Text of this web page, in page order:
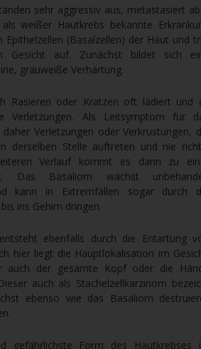
sehr aggressiv aus, metastasiert
weißer Hautkrebs bekannte
Epithelzellen (Basalzellen) der Haut und
Gesicht auf. Zunächst bildet sich
grauweiße Verhärtung.
Rasieren oder Kratzen oft lädiert und
Verletzungen. Als Leitsymptom für
Verletzungen oder Verkrustungen,
derselben Stelle auftreten und nie
Verlauf kommt es dann zu
Das Basaliom wächst
kann in Extremfällen sogar durch
ins Gehirn dringen.
ebenfalls durch die Entartung
hier liegt die Hauptlokalisation im
auch der gesamte Kopf oder die
auch als Stachelzellkarzinom
ebenso wie das Basaliom
gefährlichste Form des